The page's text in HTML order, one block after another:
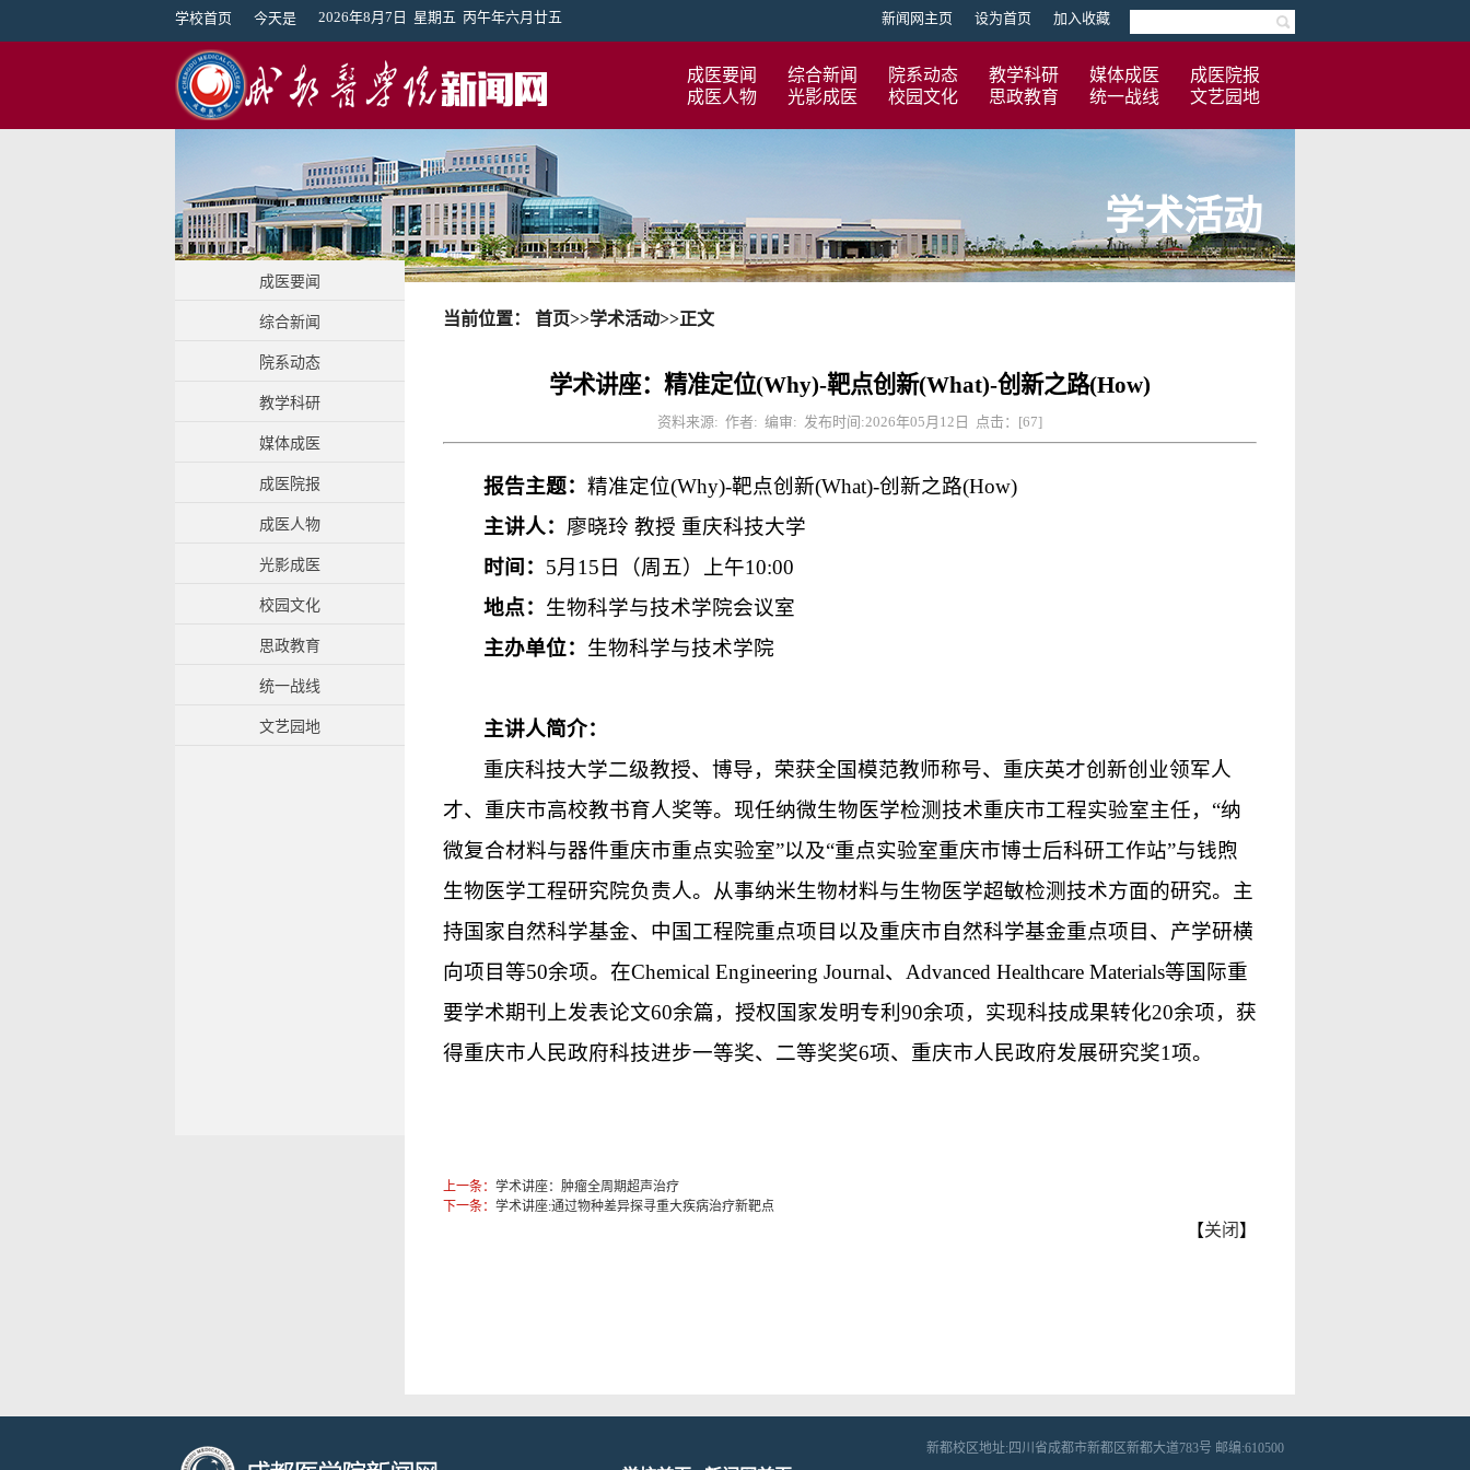
学校首页 今天是 2026年8月7日 星期五 丙午年六月廿五 新闻网主页 设为首页 加入收藏
成医要闻 综合新闻 院系动态 教学科研 媒体成医
成医院报
成医人物
光影成医 校园文化 思政教育 统一战线 文艺园地
学术活动
成医要闻
综合新闻
院系动态
教学科研
媒体成医
成医院报
成医人物
光影成医
校园文化
思政教育
统一战线
文艺园地
当前位置： 首页>>学术活动>>正文
学术讲座：精准定位(Why)-靶点创新(What)-创新之路(How)
资料来源: 作者: 编审: 发布时间:2026年05月12日 点击：[67]
报告主题：精准定位(Why)-靶点创新(What)-创新之路(How)
主讲人： 廖晓玲 教授 重庆科技大学
时间： 5月15日（周五）上午10:00
地点： 生物科学与技术学院会议室
主办单位： 生物科学与技术学院
主讲人简介：
重庆科技大学二级教授、博导，荣获全国模范教师称号、重庆英才创新创业领军人
才、重庆市高校教书育人奖等。现任纳微生物医学检测技术重庆市工程实验室主任，“纳
微复合材料与器件重庆市重点实验室”以及“重点实验室重庆市博士后科研工作站”与钱煦
生物医学工程研究院负责人。从事纳米生物材料与生物医学超敏检测技术方面的研究。主
持国家自然科学基金、中国工程院重点项目以及重庆市自然科学基金重点项目、产学研横
向项目等50余项。在Chemical Engineering Journal、Advanced Healthcare Materials等国际重
要学术期刊上发表论文60余篇，授权国家发明专利90余项，实现科技成果转化20余项，获
得重庆市人民政府科技进步一等奖、二等奖奖6项、重庆市人民政府发展研究奖1项。
上一条： 学术讲座：肿瘤全周期超声治疗
下一条： 学术讲座:通过物种差异探寻重大疾病治疗新靶点
【关闭 】
新都校区地址:四川省成都市新都区新都大道783号 邮编:610500